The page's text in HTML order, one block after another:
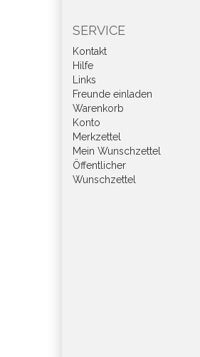
SERVICE
Kontakt
Hilfe
Links
Freunde einladen
Warenkorb
Konto
Merkzettel
Mein Wunschzettel
Öffentlicher
Wunschzettel